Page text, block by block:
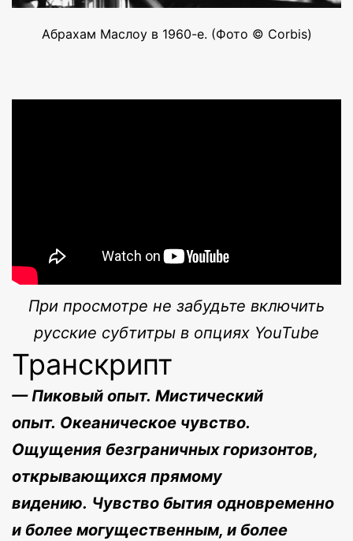
Абрахам Маслоу в 1960-е. (Фото © Corbis)
При просмотре не забудьте включить
русские субтитры в опциях YouTube
Транскрипт
— Пиковый опыт. Мистический
опыт. Океаническое чувство.
Ощущения безграничных горизонтов,
открывающихся прямому
видению. Чувство бытия одновременно
и более могущественным, и более